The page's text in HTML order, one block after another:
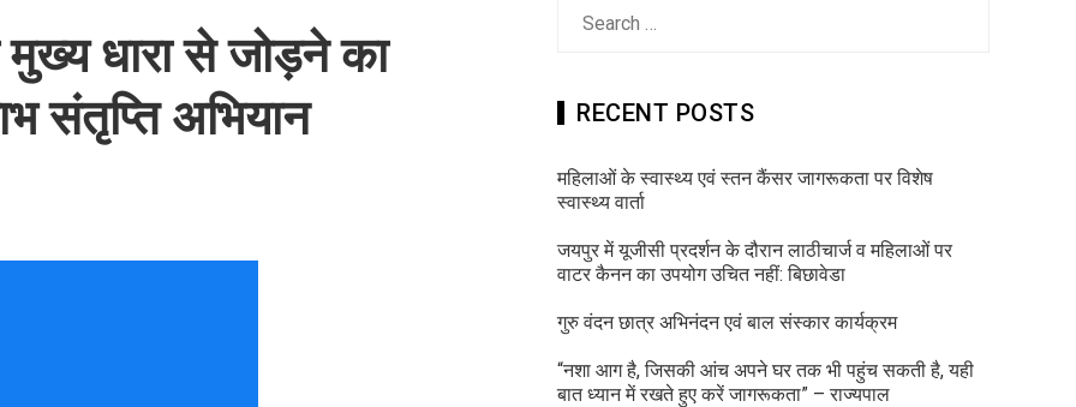
धारा से जोड़ने का
संतृप्ति अभियान
RECENT POSTS
महिलाओं के स्वास्थ्य एवं स्तन कैंसर जागरूकता पर विशेष
स्वास्थ्य वार्ता
जयपुर में यूजीसी प्रदर्शन के दौरान लाठीचार्ज व महिलाओं पर
वाटर कैनन का उपयोग उचित नहीं: बिछावेडा
गुरु वंदन छात्र अभिनंदन एवं बाल संस्कार कार्यक्रम
“नशा आग है, जिसकी आंच अपने घर तक भी पहुंच सकती है, यही
बात ध्यान में रखते हुए करें जागरूकता” – राज्यपाल